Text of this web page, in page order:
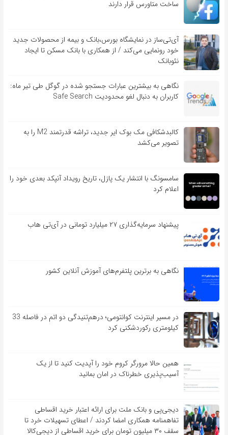
ساخت متاورس قرار دارند
آی‌تی‌ساز در نمایشگاه بورس،بانک و بیمه از محصولات جدید
خود رونمایی می‌کند / از همکاری با بانک مسکن تا ایجاد
نئوبانک
نگاهی به بیشترین عبارات جستجو شده در گوگل طی تیر ماه:
کاربران به دنبال لغو محدودیت Safe Search
کالبدشکافی مک بوک ایر جدید، تراشه قدرتمند M2 را به
تصویر می‌کشد
سامسونگ با انتشار یک پازل، تاریخ رویداد آنپکد بعدی خود را
اعلام کرد
پیشنهاد سرمایه‌گذاری ۲۷ میلیارد تومانی در آی‌تی هاب
نگاهی به برترین پلتفرم‌های آموزش آنلاین کشور
در مسیر اینترنت کوانتومی؛ درهم‌تنیدگی دو اتم در فاصله 33
کیلومتری رکوردشکنی کرد
همین حالا مرورگر کروم خود را آپدیت کنید تا از یک
آسیب‌‌‌‌پذیری خطرناک در امان بمانید
دیجی‌پی و بانک ملت برای ارائه اعتبار خرید اقساطی
تفاهم‎نامه همکاری امضا کردند / اعطای تسهیلات خرد تا
سقف ۳۰ میلیون تومان برای خرید اقساطی از دیجی‌کالا